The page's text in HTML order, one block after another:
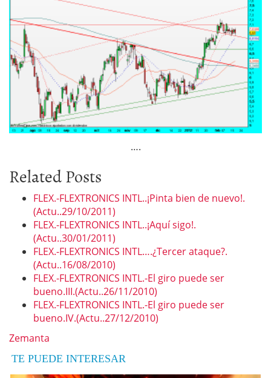
….
Related Posts
FLEX.-FLEXTRONICS INTL..¡Pinta bien de nuevo!.
(Actu..29/10/2011)
FLEX.-FLEXTRONICS INTL..¡Aquí sigo!.
(Actu..30/01/2011)
FLEX.-FLEXTRONICS INTL….¿Tercer ataque?.
(Actu..16/08/2010)
FLEX.-FLEXTRONICS INTL.-El giro puede ser
bueno.III.(Actu..26/11/2010)
FLEX.-FLEXTRONICS INTL.-El giro puede ser
bueno.IV.(Actu..27/12/2010)
Zemanta
TE PUEDE INTERESAR